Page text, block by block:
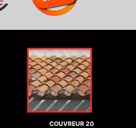
COUVREUR 20